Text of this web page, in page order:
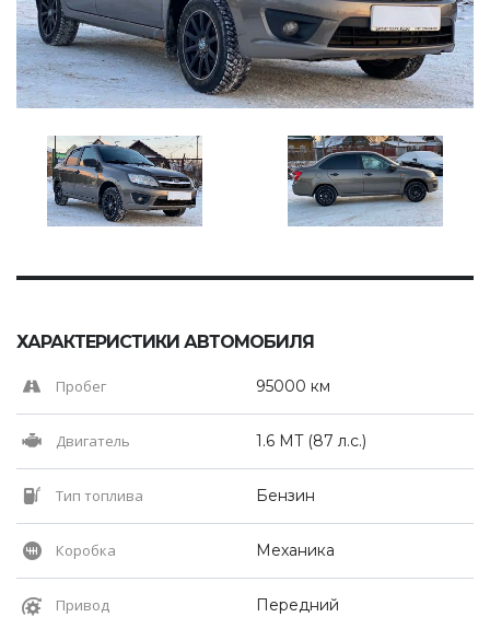
ХАРАКТЕРИСТИКИ АВТОМОБИЛЯ
Пробег 95000 км
Двигатель 1.6 MT (87 л.с.)
Тип топлива Бензин
Коробка Механика
Привод Передний